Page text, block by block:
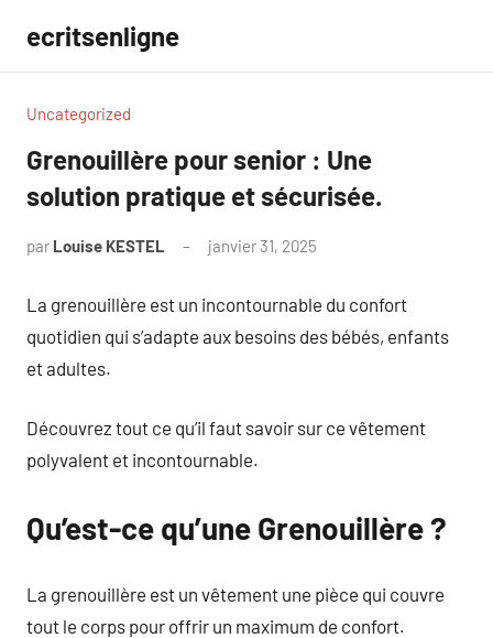
contenu
ecritsenligne
Uncategorized
Grenouillère pour senior : Une
solution pratique et sécurisée.
par Louise KESTEL janvier 31, 2025
La grenouillère est un incontournable du confort
quotidien qui s’adapte aux besoins des bébés, enfants
et adultes.
Découvrez tout ce qu’il faut savoir sur ce vêtement
polyvalent et incontournable.
Qu’est-ce qu’une Grenouillère ?
La grenouillère est un vêtement une pièce qui couvre
tout le corps pour offrir un maximum de confort.